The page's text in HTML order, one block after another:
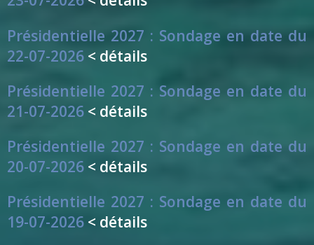
Présidentielle 2027 : Sondage en date du
22-07-2026 < détails
Présidentielle 2027 : Sondage en date du
21-07-2026 < détails
Présidentielle 2027 : Sondage en date du
20-07-2026 < détails
Présidentielle 2027 : Sondage en date du
19-07-2026 < détails